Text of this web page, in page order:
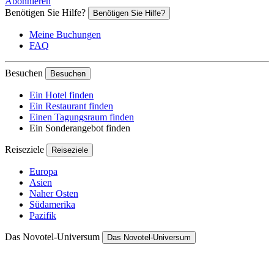
Benötigen Sie Hilfe?
Benötigen Sie Hilfe?
Meine Buchungen
FAQ
Besuchen Besuchen
Ein Hotel finden
Ein Restaurant finden
Einen Tagungsraum finden
Ein Sonderangebot finden
Reiseziele Reiseziele
Europa
Asien
Naher Osten
Südamerika
Pazifik
Das Novotel-Universum Das Novotel-Universum